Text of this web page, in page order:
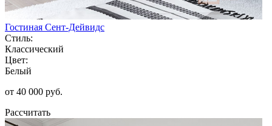
Гостиная Сент-Дейвидс
Стиль:
Классический
Цвет:
Белый
от 40 000 руб.
Рассчитать